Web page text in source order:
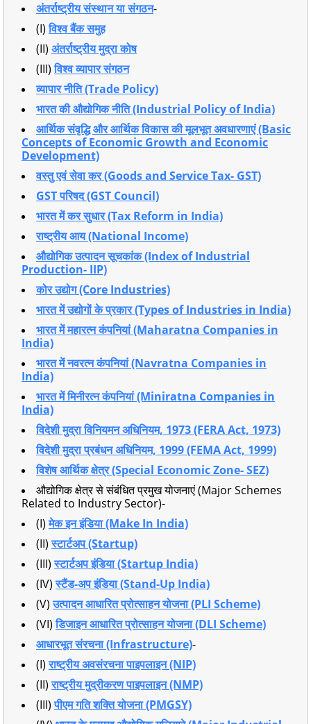
अंतर्राष्ट्रीय संस्थान या संगठन-
(I)विश्व बैंक समुह
(II) अंतर्राष्ट्रीय मुद्रा कोष
(III)विश्व व्यापार संगठन
व्यापार नीति (Trade Policy)
भारत की औद्योगिक नीति (Industrial Policy of India)
आर्थिक संवृद्धि और आर्थिक विकास की मूलभूत अवधारणाएं (Basic
Concepts of Economic Growth and Economic
Development)
वस्तु एवं सेवा कर (Goods and Service Tax- GST)
GST परिषद (GST Council)
भारत में कर सुधार (Tax Reform in India)
राष्ट्रीय आय (National Income)
औद्योगिक उत्पादन सूचकांक (Index of Industrial
Production- IIP)
कोर उद्योग (Core Industries)
भारत में उद्योगों के प्रकार (Types of Industries in India)
भारत में महारत्न कंपनियां (Maharatna Companies in
India)
भारत में नवरत्न कंपनियां (Navratna Companies in
India)
भारत में मिनीरत्न कंपनियां (Miniratna Companies in
India)
विदेशी मुद्रा विनियमन अधिनियम, 1973 (FERA Act, 1973)
विदेशी मुद्रा प्रबंधन अधिनियम, 1999 (FEMA Act, 1999)
विशेष आर्थिक क्षेत्र (Special Economic Zone- SEZ)
औद्योगिक क्षेत्र से संबंधित प्रमुख योजनाएं (Major Schemes
Related to Industry Sector)-
(I)मेक इन इंडिया (Make In India)
(II)स्टार्टअप (Startup)
(III)स्टार्टअप इंडिया (Startup India)
(IV)स्टैंड-अप इंडिया (Stand-Up India)
(V)उत्पादन आधारित प्रोत्साहन योजना (PLI Scheme)
(VI)डिजाइन आधारित प्रोत्साहन योजना (DLI Scheme)
आधारभूत संरचना (Infrastructure)-
(I)राष्ट्रीय अवसंरचना पाइपलाइन (NIP)
(II)राष्ट्रीय मुद्रीकरण पाइपलाइन (NMP)
(III)पीएम गति शक्ति योजना (PMGSY)